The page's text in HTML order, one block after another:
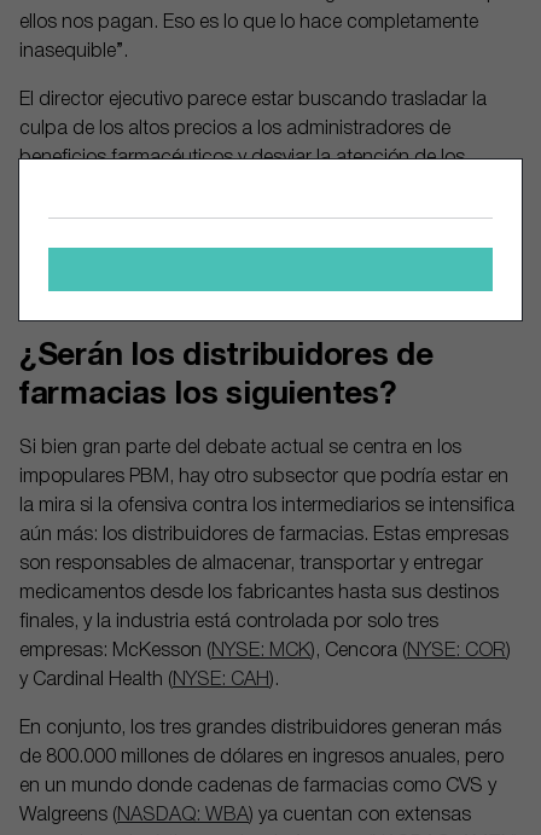
ellos nos pagan. Eso es lo que lo hace completamente
inasequible”.
El director ejecutivo parece estar buscando trasladar la
culpa de los altos precios a los administradores de
beneficios farmacéuticos y desviar la atención de los
ayudaría a mejorar todo el sector, aunque señaló que sigue
buscando influir en la política en una dirección “pro
¿Serán los distribuidores de
farmacias los siguientes?
Si bien gran parte del debate actual se centra en los
impopulares PBM, hay otro subsector que podría estar en
la mira si la ofensiva contra los intermediarios se intensifica
aún más: los distribuidores de farmacias. Estas empresas
son responsables de almacenar, transportar y entregar
medicamentos desde los fabricantes hasta sus destinos
finales, y la industria está controlada por solo tres
empresas: McKesson ( NYSE: MCK), Cencora ( NYSE: COR)
y Cardinal Health ( NYSE: CAH ).
En conjunto, los tres grandes distribuidores generan más
de 800.000 millones de dólares en ingresos anuales, pero
en un mundo donde cadenas de farmacias como CVS y
Walgreens ( NASDAQ: WBA) ya cuentan con extensas